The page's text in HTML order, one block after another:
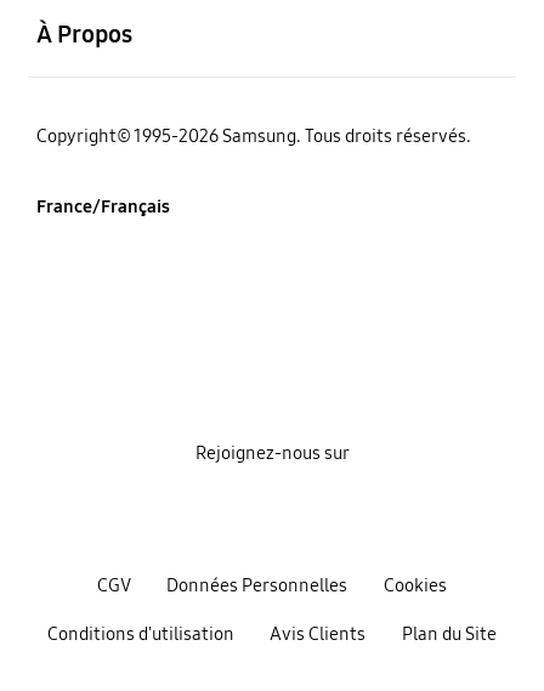
À Propos
‌Copyright© 1995-2026 Samsung. Tous droits réservés.
France/Français
CGV Données Personnelles Cookies
Conditions d'utilisation Avis Clients Plan du Site
Rejoignez-nous sur